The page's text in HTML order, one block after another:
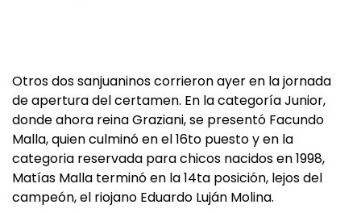
Otros dos sanjuaninos corrieron ayer en la jornada
de apertura del certamen. En la categoría Junior,
donde ahora reina Graziani, se presentó Facundo
Malla, quien culminó en el 16to puesto y en la
categoria reservada para chicos nacidos en 1998,
Matías Malla terminó en la 14ta posición, lejos del
campeón, el riojano Eduardo Luján Molina.